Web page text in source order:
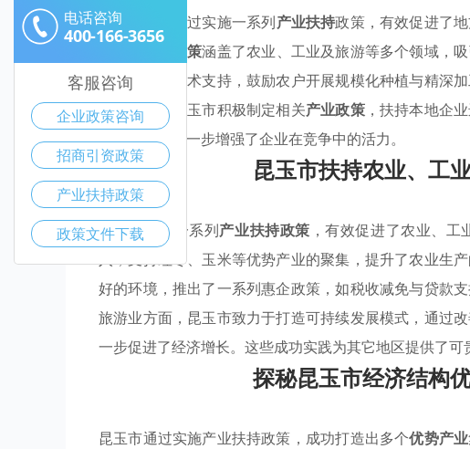
昆玉市政府通过实施一系列产业扶持政策，有效促进了
优惠政策涵盖了农业、工业及旅游等多个领域，
通过资金和技术支持，鼓励农户开展规模化种植与精深
业化进程，昆玉市积极制定相关产业政策，扶持本地企
济结构，还进一步增强了企业在竞争中的活力。
昆玉市扶持农业、工
昆玉市通过一系列产业扶持政策 ，有效促进了农业、
入，支持红枣、玉米等优势产业的聚集，提升了农业生
好的环境，推出了一系列惠企政策，如税收减免与贷款
旅游业方面，昆玉市致力于打造可持续发展模式，通过
一步促进了经济增长。这些成功实践为其它地区提供了可
探秘昆玉市经济结构
昆玉市通过实施产业扶持政策，成功打造出多个优势产业
电话咨询
400-166-3656
客服咨询
企业政策咨询
招商引资政策
产业扶持政策
政策文件下载